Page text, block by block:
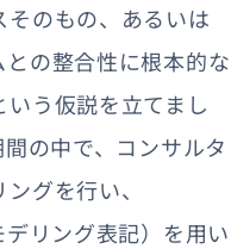
のもの、あるいは
の整合性に根本的な
う仮説を立てまし
の中で、コンサルタ
グを行い、
リング表記）を用い